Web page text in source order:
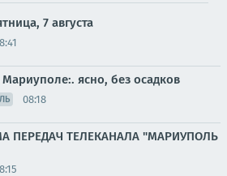
7 августа
Мариуполе:. ясно, без осадков
08:18
ПЕРЕДАЧ ТЕЛЕКАНАЛА "МАРИУПОЛЬ